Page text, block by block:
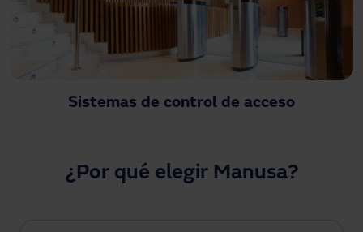
Sistemas de control de acceso
¿Por qué elegir Manusa?